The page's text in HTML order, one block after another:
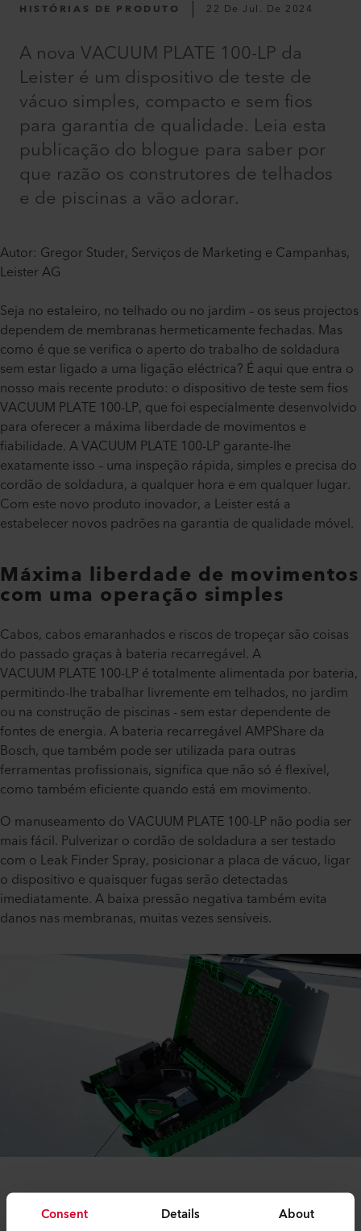
Consent Details About
HISTÓRIAS DE PRODUTO 22 De Jul. De 2024
A nova VACUUM PLATE 100-LP da
Leister é um dispositivo de teste de
vácuo simples, compacto e sem fios
para garantia de qualidade. Leia esta
publicação do blogue para saber por
que razão os construtores de telhados
e de piscinas a vão adorar.
Autor: Gregor Studer, Serviços de Marketing e Campanhas,
Leister AG
Seja no estaleiro, no telhado ou no jardim – os seus projectos
dependem de membranas hermeticamente fechadas. Mas
como é que se verifica o aperto do trabalho de soldadura
sem estar ligado a uma ligação eléctrica? É aqui que entra o
nosso mais recente produto: o dispositivo de teste sem fios
VACUUM PLATE 100-LP, que foi especialmente desenvolvido
para oferecer a máxima liberdade de movimentos e
fiabilidade. A VACUUM PLATE 100-LP garante-lhe
exatamente isso – uma inspeção rápida, simples e precisa do
cordão de soldadura, a qualquer hora e em qualquer lugar.
Com este novo produto inovador, a Leister está a
estabelecer novos padrões na garantia de qualidade móvel.
Máxima liberdade de movimentos
com uma operação simples
Cabos, cabos emaranhados e riscos de tropeçar são coisas
do passado graças à bateria recarregável. A
VACUUM PLATE 100-LP é totalmente alimentada por bateria,
permitindo-lhe trabalhar livremente em telhados, no jardim
ou na construção de piscinas - sem estar dependente de
fontes de energia. A bateria recarregável AMPShare da
Bosch, que também pode ser utilizada para outras
ferramentas profissionais, significa que não só é flexível,
como também eficiente quando está em movimento.
O manuseamento do VACUUM PLATE 100-LP não podia ser
mais fácil. Pulverizar o cordão de soldadura a ser testado
com o Leak Finder Spray, posicionar a placa de vácuo, ligar
o dispositivo e quaisquer fugas serão detectadas
imediatamente. A baixa pressão negativa também evita
danos nas membranas, muitas vezes sensíveis.
Com um peso de apenas 1,75 quilogramas e
tecnologia sem escovas e sem manutenção, o